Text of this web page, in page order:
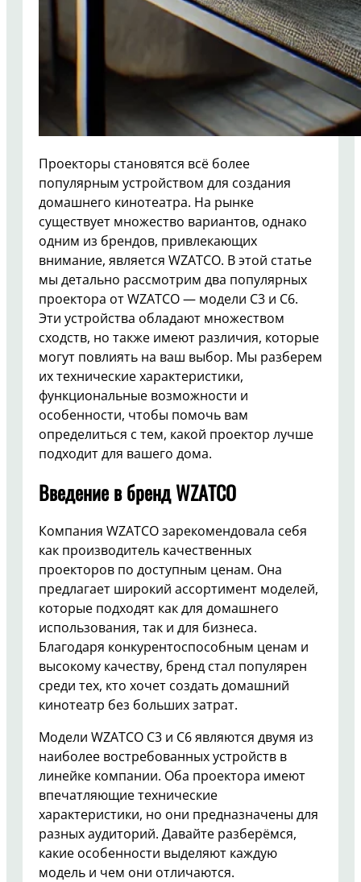
Проекторы становятся всё более
популярным устройством для создания
домашнего кинотеатра. На рынке
существует множество вариантов, однако
одним из брендов, привлекающих
внимание, является WZATCO. В этой статье
мы детально рассмотрим два популярных
проектора от WZATCO — модели C3 и C6.
Эти устройства обладают множеством
сходств, но также имеют различия, которые
могут повлиять на ваш выбор. Мы разберем
их технические характеристики,
функциональные возможности и
особенности, чтобы помочь вам
определиться с тем, какой проектор лучше
подходит для вашего дома.
Введение в бренд WZATCO
Компания WZATCO зарекомендовала себя
как производитель качественных
проекторов по доступным ценам. Она
предлагает широкий ассортимент моделей,
которые подходят как для домашнего
использования, так и для бизнеса.
Благодаря конкурентоспособным ценам и
высокому качеству, бренд стал популярен
среди тех, кто хочет создать домашний
кинотеатр без больших затрат.
Модели WZATCO C3 и C6 являются двумя из
наиболее востребованных устройств в
линейке компании. Оба проектора имеют
впечатляющие технические
характеристики, но они предназначены для
разных аудиторий. Давайте разберёмся,
какие особенности выделяют каждую
модель и чем они отличаются.